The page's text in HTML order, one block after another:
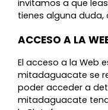
invitamos a que
tienes alguna
ACCESO A LA
El acceso a la Web
mitadaguacate se
poder acceder a
mitadaguacate